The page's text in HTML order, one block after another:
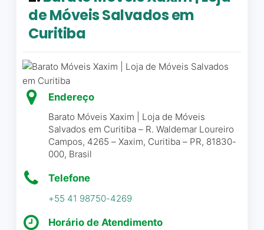
Serviço de montagem
COMODIDADES
PLANEJAMENTO
Visita rápida
PAGAMENTOS
Cartão de crédito
Cartão de débito
Pagamentos por dispositivo móvel via
Estacionamento coberto gratuito
aguardando, porque a
equipe não conseguia
houve explicação clara,
agilizar a situação. Durante a
espera, ficou evidente que o
problema não era isolado.
funcionários demonstravam
de Móveis Salvados em
Curitiba
Endereço
Barato Móveis Xaxim | Loja de Móveis
Salvados em Curitiba – R. Waldemar Loureiro
Campos, 4265 – Xaxim, Curitiba – PR, 81830-
000, Brasil
Telefone
+55 41 98750-4269
Horário de Atendimento